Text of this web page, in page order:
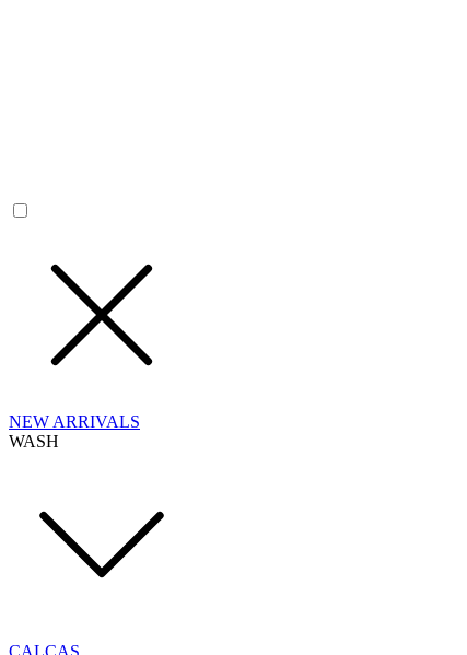
NEW ARRIVALS
WASH
CALÇAS